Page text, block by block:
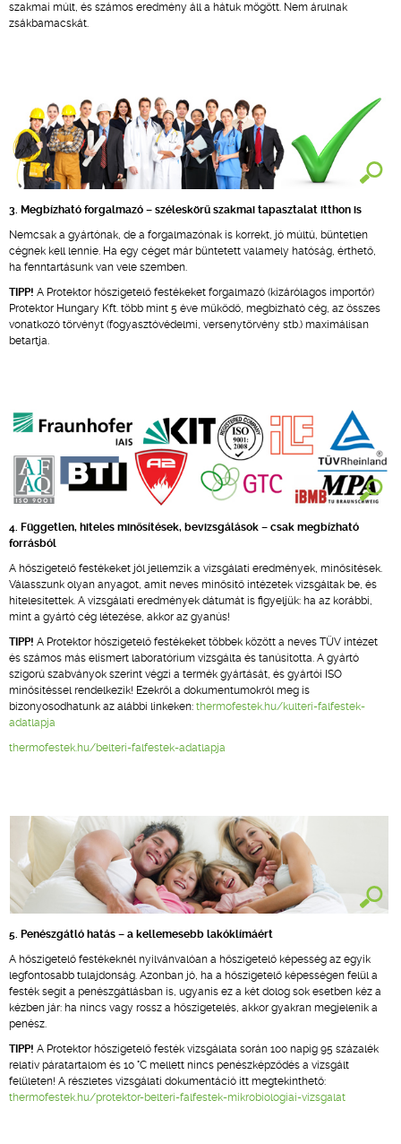
szakmai múlt, és számos eredmény áll a hátuk mögött. Nem árulnak
zsákbamacskát.
3. Megbízható forgalmazó – széleskörű szakmai tapasztalat itthon is
Nemcsak a gyártónak, de a forgalmazónak is korrekt, jó múltú, büntetlen
cégnek kell lennie. Ha egy céget már büntetett valamely hatóság, érthető,
ha fenntartásunk van vele szemben.
TIPP! A Protektor hőszigetelő festékeket forgalmazó (kizárólagos importőr)
Protektor Hungary Kft. több mint 5 éve működő, megbízható cég, az összes
vonatkozó törvényt (fogyasztóvédelmi, versenytörvény stb.) maximálisan
betartja.
4. Független, hiteles minősítések, bevizsgálások – csak megbízható
forrásból
A hőszigetelő festékeket jól jellemzik a vizsgálati eredmények, minősítések.
Válasszunk olyan anyagot, amit neves minősítő intézetek vizsgáltak be, és
hitelesítettek. A vizsgálati eredmények dátumát is figyeljük: ha az korábbi,
mint a gyártó cég létezése, akkor az gyanús!
TIPP! A Protektor hőszigetelő festékeket többek között a neves TÜV intézet
és számos más elismert laboratórium vizsgálta és tanúsította. A gyártó
szigorú szabványok szerint végzi a termék gyártását, és gyártói ISO
minősítéssel rendelkezik! Ezekről a dokumentumokról meg is
bizonyosodhatunk az alábbi linkeken: thermofestek.hu/kulteri-falfestek-
adatlapja
thermofestek.hu/belteri-falfestek-adatlapja
5. Penészgátló hatás – a kellemesebb lakóklímáért
A hőszigetelő festékeknél nyilvánvalóan a hőszigetelő képesség az egyik
legfontosabb tulajdonság. Azonban jó, ha a hőszigetelő képességen felül a
festék segít a penészgátlásban is, ugyanis ez a két dolog sok esetben kéz a
kézben jár: ha nincs vagy rossz a hőszigetelés, akkor gyakran megjelenik a
penész.
TIPP! A Protektor hőszigetelő festék vizsgálata során 100 napig 95 százalék
relatív páratartalom és 10 °C mellett nincs penészképződés a vizsgált
felületen! A részletes vizsgálati dokumentáció itt megtekinthető:
thermofestek.hu/protektor-belteri-falfestek-mikrobiologiai-vizsgalat